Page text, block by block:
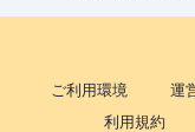
ご利用環境 運
利用規約